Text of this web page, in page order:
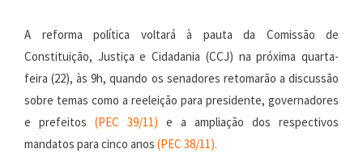
A reforma política voltará à pauta da Comissão de
Constituição, Justiça e Cidadania (CCJ) na próxima quarta-
feira (22), às 9h, quando os senadores retomarão a discussão
sobre temas como a reeleição para presidente, governadores
e prefeitos (PEC 39/11) e a ampliação dos respectivos
mandatos para cinco anos (PEC 38/11).